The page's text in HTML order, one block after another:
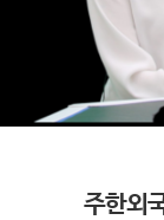
주한외